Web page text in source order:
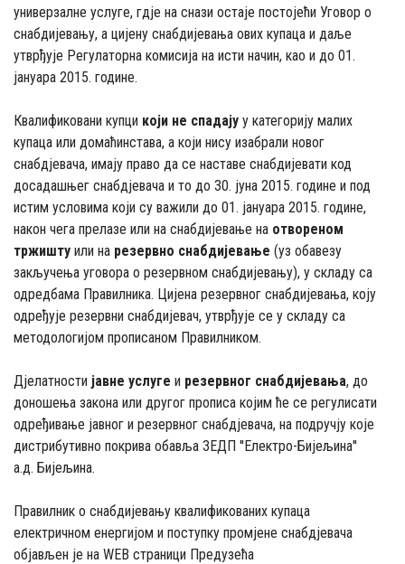
универзалне услуге, гдје на снази остаје постојећи Уговор о
снабдијевању, а цијену снабдијевања ових купаца и даље
утврђује Регулаторна комисија на исти начин, као и до 01.
јануара 2015. године.
Квалификовани купци који не спадају у категорију малих
купаца или домаћинстава, а који нису изабрали новог
снабдјевача, имају право да се наставе снабдијевати код
досадашњег снабдјевача и то до 30. јуна 2015. године и под
истим условима који су важили до 01. јануара 2015. године,
након чега прелазе или на снабдијевање на отвореном
тржишту или на резервно снабдијевање (уз обавезу
закључења уговора о резервном снабдијевању), у складу са
одредбама Правилника. Цијена резервног снабдијевања, коју
одређује резервни снабдијевач, утврђује се у складу са
методологијом прописаном Правилником.
Дјелатности јавне услуге и резервног снабдијевања, до
доношења закона или другог прописа којим ће се регулисати
одређивање јавног и резервног снабдјевача, на подручју које
дистрибутивно покрива обавља ЗЕДП ''Електро-Бијељина''
а.д. Бијељина.
Правилник о снабдијевању квалификованих купаца
електричном енергијом и поступку промјене снабдјевача
објављен је на WEB страници Предузећа